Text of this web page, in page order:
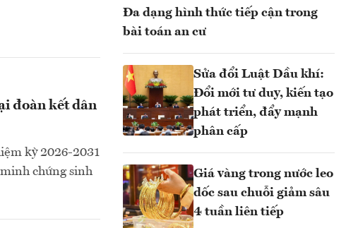
đoàn kết dân
kỳ 2026-2031
chứng sinh
Đa dạng hình thức tiếp cận trong
bài toán an cư
Sửa đổi Luật Dầu khí:
Đổi mới tư duy, kiến tạo
phát triển, đẩy mạnh
phân cấp
Giá vàng trong nước leo
dốc sau chuỗi giảm sâu
4 tuần liên tiếp